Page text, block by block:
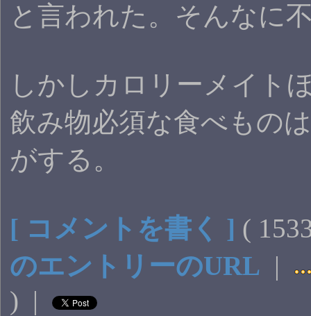
と言われた。そんなに
しかしカロリーメイト
飲み物必須な食べもの
がする。
[ コメントを書く ] (
のエントリーのURL |
) |